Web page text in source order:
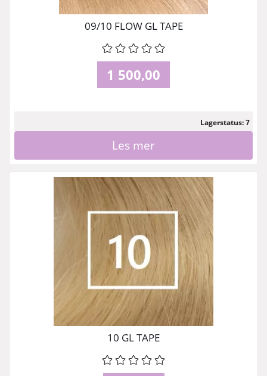
09/10 FLOW GL TAPE
1 500,00
Lagerstatus: 7
Les mer
10 GL TAPE